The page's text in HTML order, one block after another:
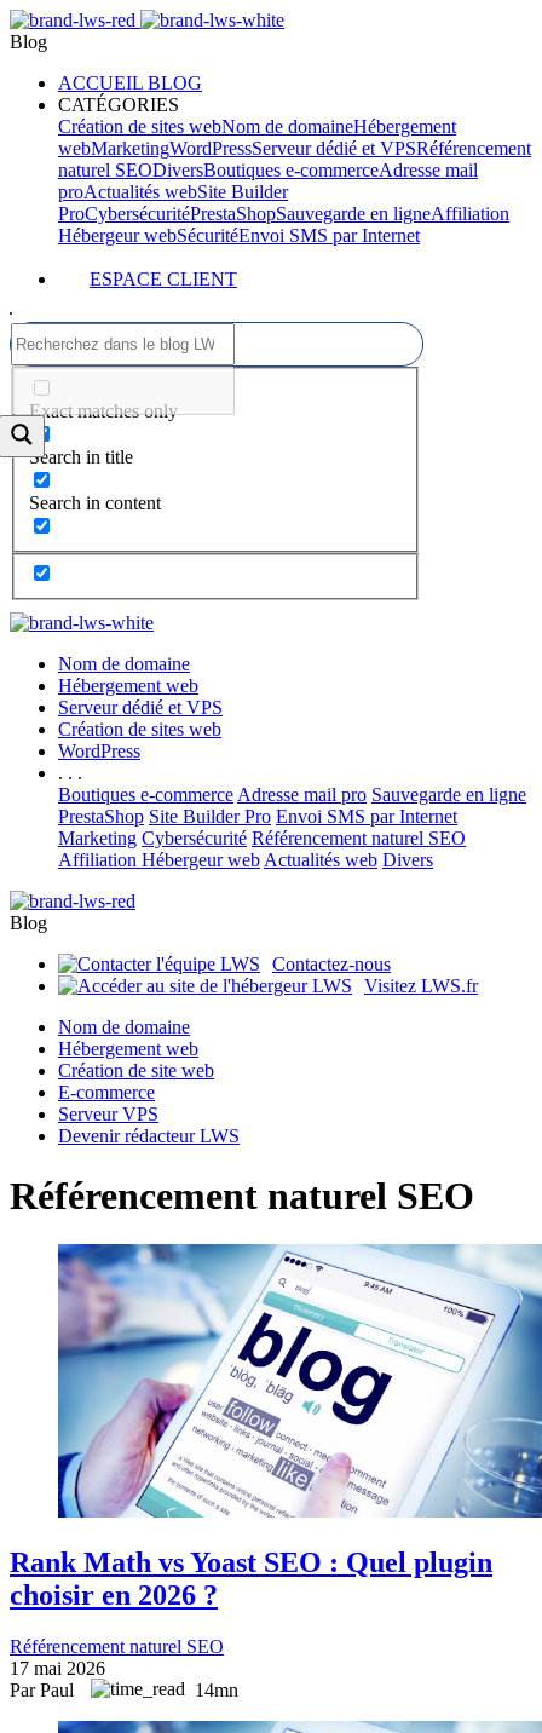
Blog
ACCUEIL BLOG
CATÉGORIES
Création de sites webNom de domaineHébergement
webMarketingWordPressServeur dédié et VPSRéférencement
naturel SEODiversBoutiques e-commerceAdresse mail
proActualités webSite Builder
ProCybersécuritéPrestaShopSauvegarde en ligneAffiliation
Hébergeur webSécuritéEnvoi SMS par Internet
ESPACE CLIENT
Exact matches only
Search in title
Search in content
Nom de domaine
Hébergement web
Serveur dédié et VPS
Création de sites web
WordPress
. . .
Boutiques e-commerce Adresse mail pro Sauvegarde en ligne
PrestaShop Site Builder Pro Envoi SMS par Internet
Marketing Cybersécurité Référencement naturel SEO
Affiliation Hébergeur web Actualités web Divers
Blog
Contactez-nous
Visitez LWS.fr
Nom de domaine
Hébergement web
Création de site web
E-commerce
Serveur VPS
Devenir rédacteur LWS
Référencement naturel SEO
Rank Math vs Yoast SEO : Quel plugin
choisir en 2026 ?
Référencement naturel SEO
17 mai 2026
Par Paul
14mn